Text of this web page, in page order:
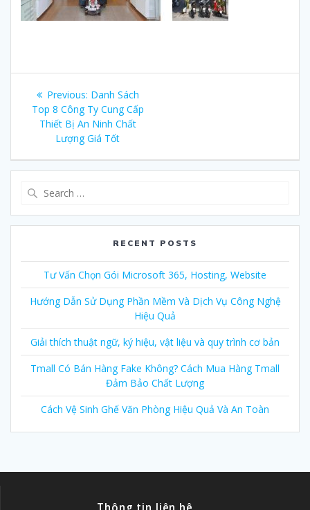
Post
navigation
Previous: Previous
post:
Danh Sách
Top 8 Công Ty Cung Cấp
Thiết Bị An Ninh Chất
Lượng Giá Tốt
RECENT POSTS
Tư Vấn Chọn Gói Microsoft 365, Hosting, Website
Hướng Dẫn Sử Dụng Phần Mềm Và Dịch Vụ Công Nghệ
Hiệu Quả
Giải thích thuật ngữ, ký hiệu, vật liệu và quy trình cơ bản
Tmall Có Bán Hàng Fake Không? Cách Mua Hàng Tmall
Đảm Bảo Chất Lượng
Cách Vệ Sinh Ghế Văn Phòng Hiệu Quả Và An Toàn